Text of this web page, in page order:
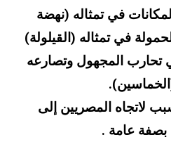
في تمثاله (نهضة
في تمثاله (القيلولة)
تحارب المجهول وتصارعه
لاتجاه المصريين إلى
بصفة عامة .